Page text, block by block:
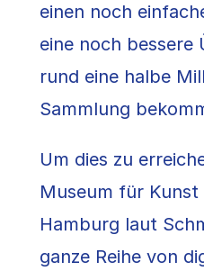
einen noch
eine noch bessere
rund eine halbe
Sammlung
Um dies zu
Museum für Kunst
Hamburg laut
ganze Reihe von